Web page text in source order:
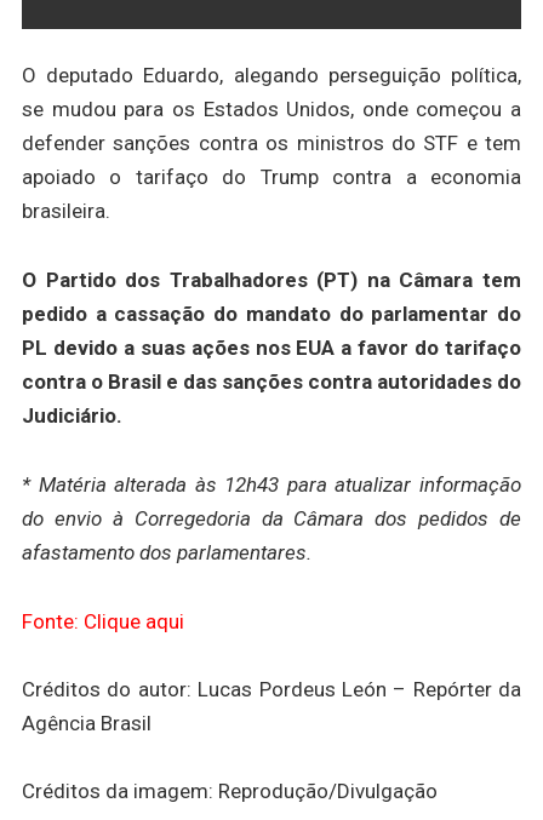
O deputado Eduardo, alegando perseguição política,
se mudou para os Estados Unidos, onde começou a
defender sanções contra os ministros do STF e tem
apoiado o tarifaço do Trump contra a economia
brasileira.
O Partido dos Trabalhadores (PT) na Câmara tem
pedido a cassação do mandato do parlamentar do
PL devido a suas ações nos EUA a favor do tarifaço
contra o Brasil e das sanções contra autoridades do
Judiciário.
* Matéria alterada às 12h43 para atualizar informação
do envio à Corregedoria da Câmara dos pedidos de
afastamento dos parlamentares.
Fonte: Clique aqui
Créditos do autor: Lucas Pordeus León – Repórter da
Agência Brasil
Créditos da imagem: Reprodução/Divulgação